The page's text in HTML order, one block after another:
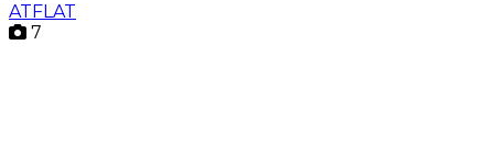
ATFLAT
7